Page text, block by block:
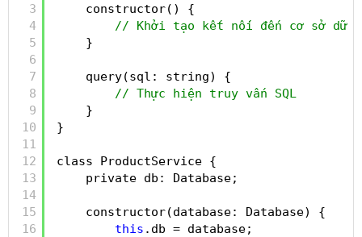
3
4
5
6
7
8
9
10
11
12
13
14
15
16
constructor() {
// Khởi tạo kết nối đến cơ sở dữ
}
query(sql: string) {
// Thực hiện truy vấn SQL
}
}
class ProductService {
private db: Database;
constructor(database: Database) {
this .db = database;